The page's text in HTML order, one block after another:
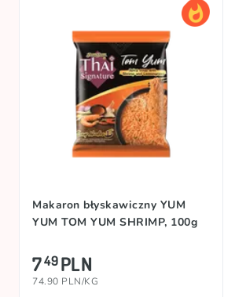
Makaron błyskawiczny YUM
YUM TOM YUM SHRIMP, 100g
749PLN
74.90 PLN/KG